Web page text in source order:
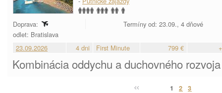
Doprava:
Termíny od: 23.09., 4 dňové
odlet: Bratislava
23.09.2026
4 dni First Minute 799 €
Kombinácia oddychu a duchovného
1 2 3